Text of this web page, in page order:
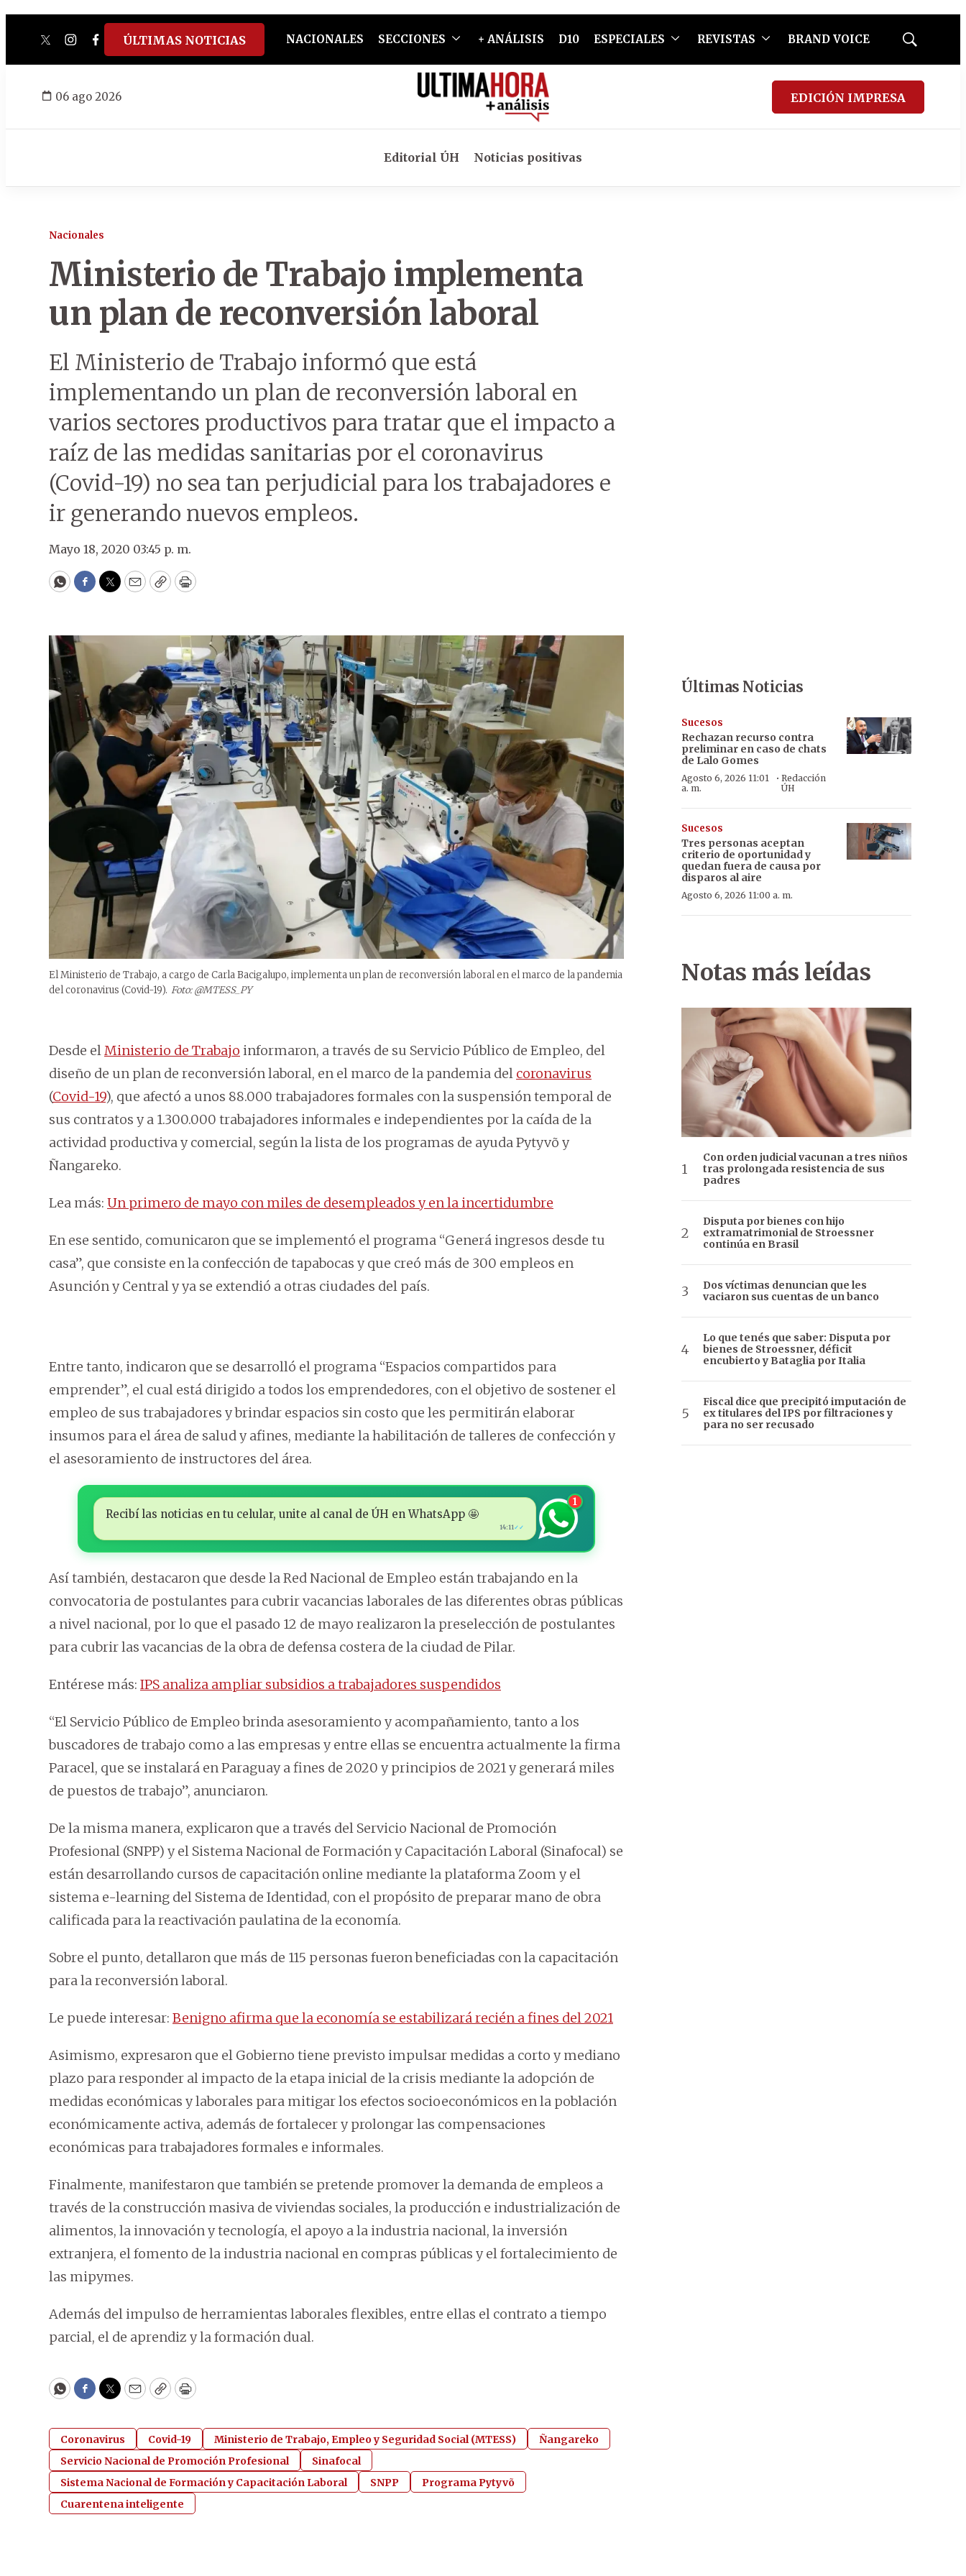
twitterinstagram
facebook
tiktokyoutube
spotify
ÚLTIMAS NOTICIAS NACIONALES SECCIONES + ANÁLISIS D10 ESPECIALES REVISTAS BRAND VOICE
Mostrar
06 ago 2026 EDICIÓN IMPRESA
Editorial ÚH Noticias positivas
Nacionales
Ministerio de Trabajo implementa
un plan de reconversión laboral
El Ministerio de Trabajo informó que está
implementando un plan de reconversión laboral en
varios sectores productivos para tratar que el impacto a
raíz de las medidas sanitarias por el coronavirus
(Covid-19) no sea tan perjudicial para los trabajadores e
ir generando nuevos empleos.
Mayo 18, 2020 03:45 p. m.
WhatsApp
Facebook
Twitter
EmailCopyPrint
El Ministerio de Trabajo, a cargo de Carla Bacigalupo, implementa un plan de reconversión laboral en el marco de la pandemia
del coronavirus (Covid-19). Foto: @MTESS_PY
Desde elMinisterio de Trabajo informaron, a través de su Servicio Público de Empleo, del
diseño de un plan de reconversión laboral, en el marco de la pandemia del coronavirus
(Covid-19), que afectó a unos 88.000 trabajadores formales con la suspensión temporal de
sus contratos y a 1.300.000 trabajadores informales e independientes por la caída de la
actividad productiva y comercial, según la lista de los programas de ayuda Pytyvõ y
Ñangareko.
Lea más: Un primero de mayo con miles de desempleados y en la incertidumbre
En ese sentido, comunicaron que se implementó el programa “Generá ingresos desde tu
casa”, que consiste en la confección de tapabocas y que creó más de 300 empleos en
Asunción y Central y ya se extendió a otras ciudades del país.
Entre tanto, indicaron que se desarrolló el programa “Espacios compartidos para
emprender”, el cual está dirigido a todos los emprendedores, con el objetivo de sostener el
empleo de sus trabajadores y brindar espacios sin costo que les permitirán elaborar
insumos para el área de salud y afines, mediante la habilitación de talleres de confección y
el asesoramiento de instructores del área.
Recibí las noticias en tu celular, unite al canal de ÚH en WhatsApp 🤩
14:11✓✓
1
Así también, destacaron que desde la Red Nacional de Empleo están trabajando en la
convocatoria de postulantes para cubrir vacancias laborales de las diferentes obras públicas
a nivel nacional, por lo que el pasado 12 de mayo realizaron la preselección de postulantes
para cubrir las vacancias de la obra de defensa costera de la ciudad de Pilar.
Entérese más: IPS analiza ampliar subsidios a trabajadores suspendidos
“El Servicio Público de Empleo brinda asesoramiento y acompañamiento, tanto a los
buscadores de trabajo como a las empresas y entre ellas se encuentra actualmente la firma
Paracel, que se instalará en Paraguay a fines de 2020 y principios de 2021 y generará miles
de puestos de trabajo”, anunciaron.
De la misma manera, explicaron que a través del Servicio Nacional de Promoción
Profesional (SNPP) y el Sistema Nacional de Formación y Capacitación Laboral (Sinafocal) se
están desarrollando cursos de capacitación online mediante la plataforma Zoom y el
sistema e-learning del Sistema de Identidad, con el propósito de preparar mano de obra
calificada para la reactivación paulatina de la economía.
Sobre el punto, detallaron que más de 115 personas fueron beneficiadas con la capacitación
para la reconversión laboral.
Le puede interesar: Benigno afirma que la economía se estabilizará recién a fines del 2021
Asimismo, expresaron que el Gobierno tiene previsto impulsar medidas a corto y mediano
plazo para responder al impacto de la etapa inicial de la crisis mediante la adopción de
medidas económicas y laborales para mitigar los efectos socioeconómicos en la población
económicamente activa, además de fortalecer y prolongar las compensaciones
económicas para trabajadores formales e informales.
Finalmente, manifestaron que también se pretende promover la demanda de empleos a
través de la construcción masiva de viviendas sociales, la producción e industrialización de
alimentos, la innovación y tecnología, el apoyo a la industria nacional, la inversión
extranjera, el fomento de la industria nacional en compras públicas y el fortalecimiento de
las mipymes.
Además del impulso de herramientas laborales flexibles, entre ellas el contrato a tiempo
parcial, el de aprendiz y la formación dual.
WhatsApp
Facebook
Twitter
EmailCopyPrint
Coronavirus Covid-19 Ministerio de Trabajo, Empleo y Seguridad Social (MTESS)
Ñangareko
Servicio Nacional de Promoción Profesional
Sinafocal
Sistema Nacional de Formación y Capacitación Laboral
SNPP
Programa Pytyvõ
Cuarentena inteligente
Últimas Noticias
Sucesos
Rechazan recurso contra
preliminar en caso de chats
de Lalo Gomes
Agosto 6, 2026 11:01
a. m.
·Redacción
ÚH
Sucesos
Tres personas aceptan
criterio de oportunidad y
quedan fuera de causa por
disparos al aire
Agosto 6, 2026 11:00 a. m.
Notas más leídas
Con orden judicial vacunan a tres niños
tras prolongada resistencia de sus
padres
Disputa por bienes con hijo
extramatrimonial de Stroessner
continúa en Brasil
Dos víctimas denuncian que les
vaciaron sus cuentas de un banco
Lo que tenés que saber: Disputa por
bienes de Stroessner, déficit
encubierto y Bataglia por Italia
Fiscal dice que precipitó imputación de
ex titulares del IPS por filtraciones y
para no ser recusado